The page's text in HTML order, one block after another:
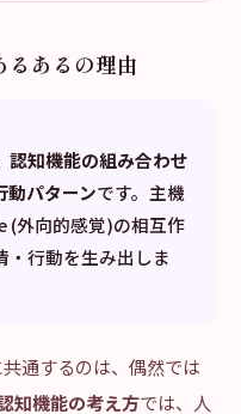
あるの理由
認知機能の組み合わせ
動パターンです。主機
(外向的感覚)の相互作
・行動を生み出しま
通するのは、偶然では
機能の考え方では、人